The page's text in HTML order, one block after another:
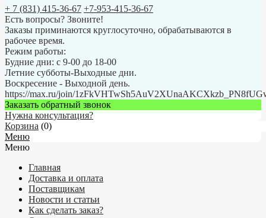
+ 7 (831) 415-36-67 +7-953-415-36-67
Есть вопросы? Звоните!
Заказы приминаются круглосуточно, обрабатываются в
рабочее время.
Режим работы:
Будние дни: с 9-00 до 18-00
Летние субботы-Выходные дни.
Воскресение - Выходной день.
https://max.ru/join/
Заказать обратный звонок
Нужна консультация?
Корзина (0)
Меню
Меню
Главная
Доставка и оплата
Поставщикам
Новости и статьи
Как сделать заказ?